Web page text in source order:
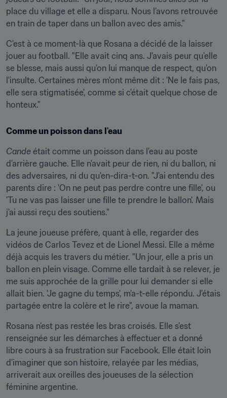
place du village et elle a disparu. Nous l'avons retrouvée
en train de taper dans un ballon avec des amis."
C'est à ce moment-là que Rosana a décidé de la laisser
jouer au football. "Elle avait cinq ans. J'avais peur qu'elle
se blesse, mais aussi qu'on lui manque de respect, qu'on
l'insulte. Certaines mères m'ont même dit : 'Ne le fais pas,
elle sera stigmatisée', comme si c'était quelque chose de
honteux."
Comme un poisson dans l'eau
Cande était comme un poisson dans l'eau au poste
d'arrière gauche. Elle n'avait peur de rien, ni du ballon, ni
des adversaires, ni du qu'en-dira-t-on. "J'ai entendu des
parents dire : 'On ne peut pas perdre contre une fille', ou
'Tu ne vas pas laisser une fille te prendre le ballon'. Mais
j'ai aussi reçu des soutiens."
La jeune joueuse préfère, quant à elle, regarder des
vidéos de Carlos Tevez et de Lionel Messi. Elle a même
déjà acquis les travers du métier. "Un jour, elle a pris un
ballon en plein visage. Comme elle tardait à se relever, je
me suis approchée de la grille pour lui demander si elle
allait bien. 'Je gagne du temps', m'a-t-elle répondu. J'étais
partagée entre la colère et le rire", avoue la maman.
Rosana n'est pas restée les bras croisés. Elle s'est
renseignée sur les démarches à effectuer et a donné
libre cours à sa frustration sur Facebook. Elle était loin
d'imaginer que son histoire, relayée par les médias,
arriverait aux oreilles des joueuses de la sélection
féminine argentine.